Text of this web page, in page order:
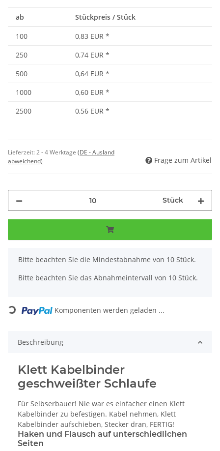
ab Stückpreis / Stück
100 0,83 EUR *
250
0,74 EUR *
500
0,64 EUR *
1000
0,60 EUR *
2500
0,56 EUR *
Lieferzeit:2 - 4 Werktage (DE - Ausland
abweichend)
Frage zum Artikel
Stück
x
Bitte beachten Sie die Mindestabnahme von 10 Stück.
Bitte beachten Sie das Abnahmeintervall von 10 Stück.
Loading... Komponenten werden geladen ...
Beschreibung
Klett Kabelbinder
geschweißter Schlaufe
Für Selbserbauer! Nie war es einfacher einen Klett
Kabelbinder zu befestigen. Kabel nehmen, Klett
Kabelbinder aufschieben, Stecker dran, FERTIG!
Haken und Flausch auf unterschiedlichen
Seiten